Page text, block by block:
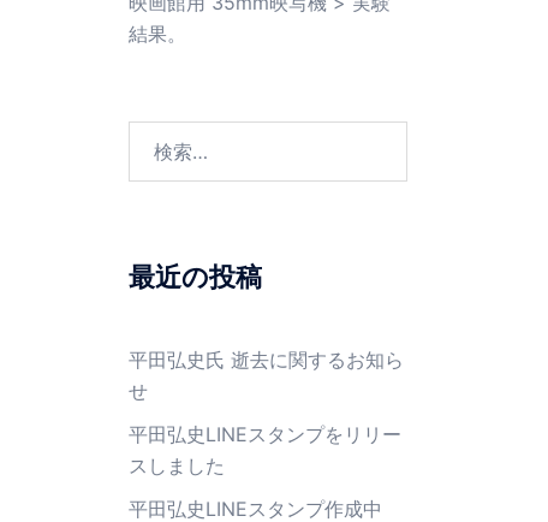
結果。
最近の投稿
平田弘史氏 逝去に関するお知ら
せ
平田弘史LINEスタンプをリリー
スしました
平田弘史LINEスタンプ作成中